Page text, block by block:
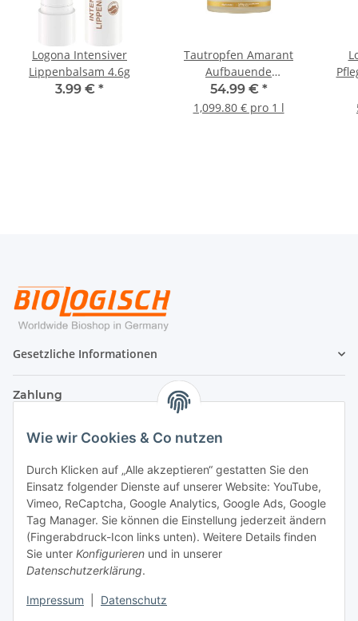
Wie wir Cookies & Co nutzen
Durch Klicken auf „Alle akzeptieren“ gestatten Sie den
Einsatz folgender Dienste auf unserer Website: YouTube,
Vimeo, ReCaptcha, Google Analytics, Google Ads, Google
Tag Manager. Sie können die Einstellung jederzeit ändern
(Fingerabdruck-Icon links unten). Weitere Details finden
Sie unter Konfigurieren und in unserer
Datenschutzerklärung.
Impressum Datenschutz
Logona Intensiver
Lippenbalsam 4.6g
3.99 € *
Tautropfen Amarant
Aufbauende
Gesichtscreme 50ml
54.99 € *
1,099.80 € pro 1 l
Gesetzliche Informationen
Zahlung
Versand